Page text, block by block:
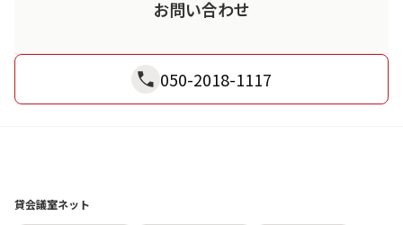
お問い合わせ
050-2018-1117
貸会議室ネット